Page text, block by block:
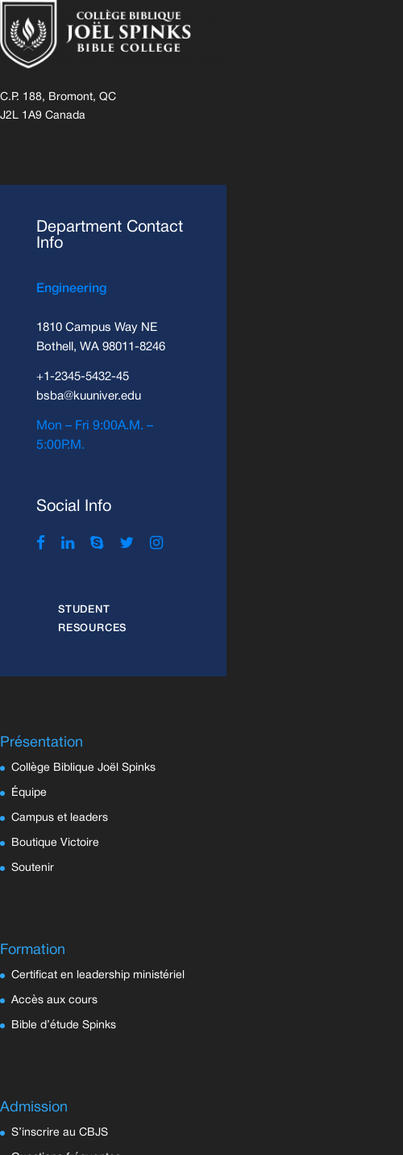
C.P. 188, Bromont, QC
J2L 1A9 Canada
Department Contact
Info
Engineering
1810 Campus Way NE
Bothell, WA 98011-8246
+1-2345-5432-45
bsba@kuuniver.edu
Mon – Fri 9:00A.M. –
5:00P.M.
Social Info
STUDENT
RESOURCES
Présentation
Collège Biblique Joël Spinks
Équipe
Campus et leaders
Boutique Victoire
Soutenir
Formation
Certificat en leadership ministériel
Accès aux cours
Bible d’étude Spinks
Admission
S’inscrire au CBJS